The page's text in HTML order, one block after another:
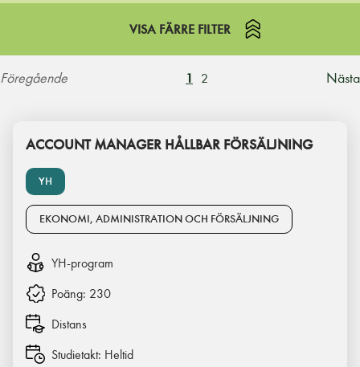
VISA FÄRRE FILTER
Föregående 1 2 Nästa
YH
ACCOUNT MANAGER HÅLLBAR FÖRSÄLJNING
EKONOMI, ADMINISTRATION OCH FÖRSÄLJNING
YH-program
Poäng: 230
Distans
Studietakt: Heltid